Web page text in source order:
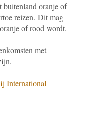
buitenland oranje of
reizen. Dit mag
of rood wordt.
met
International